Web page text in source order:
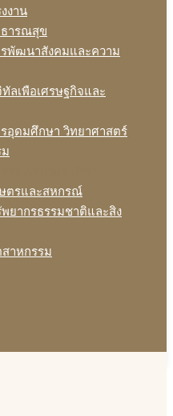
งาน
ธารณสุข
รพัฒนาสังคมและความ
ลเพือเศรษฐกิจและ
รอุดมศึกษา วิทยาศาสตร์
ษตรและสหกรณ์
พยากรธรรมชาติและสิง
าหกรรม